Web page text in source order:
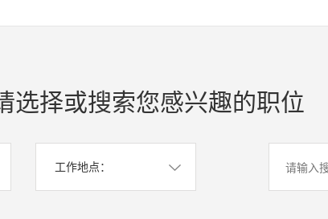
选择或搜索您感兴趣的职位
工作地点：